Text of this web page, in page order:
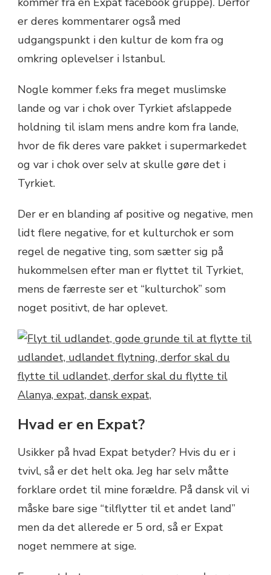
er deres kommentarer også med
udgangspunkt i den kultur de kom fra og
omkring oplevelser i Istanbul.
Nogle kommer f.eks fra meget muslimske
lande og var i chok over Tyrkiet afslappede
holdning til islam mens andre kom fra lande,
hvor de fik deres vare pakket i supermarkedet
og var i chok over selv at skulle gøre det i
Tyrkiet.
Der er en blanding af positive og negative, men
lidt flere negative, for et kulturchok er som
regel de negative ting, som sætter sig på
hukommelsen efter man er flyttet til Tyrkiet,
mens de færreste ser et “kulturchok” som
noget positivt, de har oplevet.
Hvad er en Expat?
Usikker på hvad Expat betyder? Hvis du er i
tvivl, så er det helt oka. Jeg har selv måtte
forklare ordet til mine forældre. På dansk vil vi
måske bare sige “tilflytter til et andet land”
men da det allerede er 5 ord, så er Expat
noget nemmere at sige.